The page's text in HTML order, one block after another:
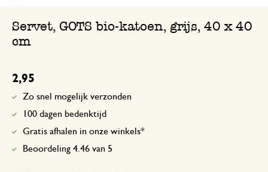
Servet, GOTS bio-katoen, grijs, 40 x 40
cm
2,95
Zo snel mogelijk verzonden
100 dagen bedenktijd
Gratis afhalen in onze winkels*
Beoordeling 4.46 van 5